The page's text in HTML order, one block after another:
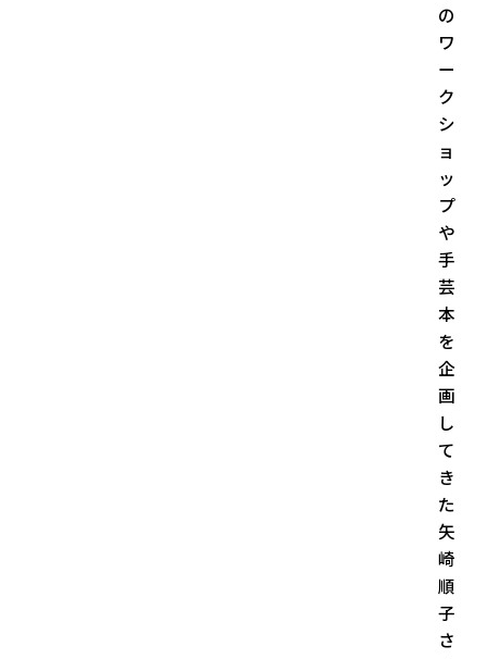
の
ワ
ー
ク
シ
ョ
ッ
プ
や
手
芸
本
を
企
画
し
て
き
た
矢
崎
順
子
さ